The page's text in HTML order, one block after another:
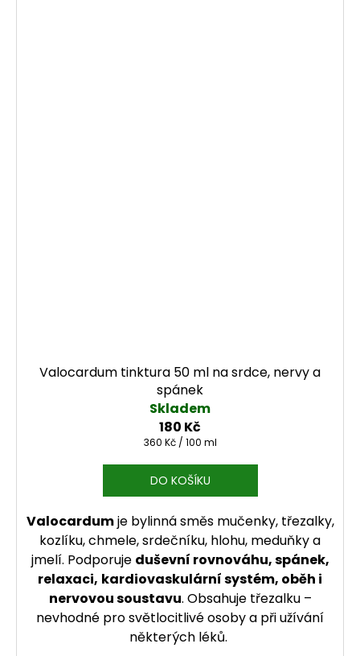
Valocardum tinktura 50 ml na srdce, nervy a
spánek
Skladem
180 Kč
Měrná cena:
360 Kč / 100 ml
DO KOŠÍKU
Valocardumje bylinná směs mučenky, třezalky,
kozlíku, chmele, srdečníku, hlohu, meduňky a
jmelí. Podporuje duševní rovnováhu, spánek,
relaxaci, kardiovaskulární systém, oběh i
nervovou soustavu. Obsahuje třezalku –
nevhodné pro světlocitlivé osoby a při užívání
některých léků.